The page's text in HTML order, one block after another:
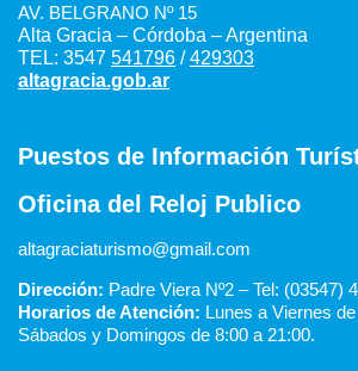
AV. BELGRANO Nº 15
Alta Gracia – Córdoba – Argentina
TEL: 3547 541796 /429303
altagracia.gob.ar
Puestos de Información
Oficina del Reloj Publico
altagraciaturismo@gmail.com
Dirección: Padre Viera Nº2 – Tel: (03547)
Horarios de Atención: Lunes a Viernes
Sábados y Domingos de 8:00 a 21:00.